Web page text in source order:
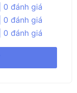
| 0 đánh giá
| 0 đánh giá
| 0 đánh giá